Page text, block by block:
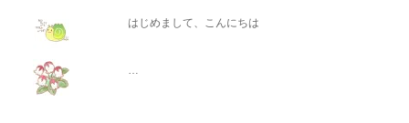
はじめまして、こんにちは
…